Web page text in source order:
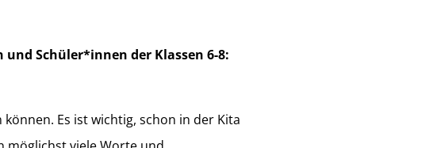
Schüler*innen der Klassen 6-8:
Es ist wichtig, schon in der Kita